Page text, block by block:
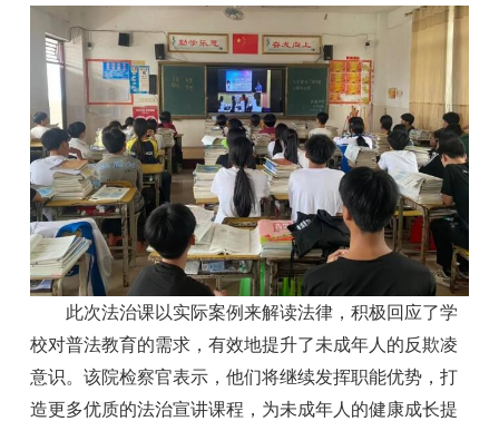
此次法治课以实际案例来解读法律，积极回应了学
校对普法教育的需求，有效地提升了未成年人的反欺凌
意识。该院检察官表示，他们将继续发挥职能优势，打
造更多优质的法治宣讲课程，为未成年人的健康成长提